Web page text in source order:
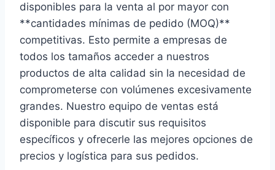
disponibles para la venta al por mayor con
**cantidades mínimas de pedido (MOQ)**
competitivas. Esto permite a empresas de
todos los tamaños acceder a nuestros
productos de alta calidad sin la necesidad de
comprometerse con volúmenes excesivamente
grandes. Nuestro equipo de ventas está
disponible para discutir sus requisitos
específicos y ofrecerle las mejores opciones de
precios y logística para sus pedidos.